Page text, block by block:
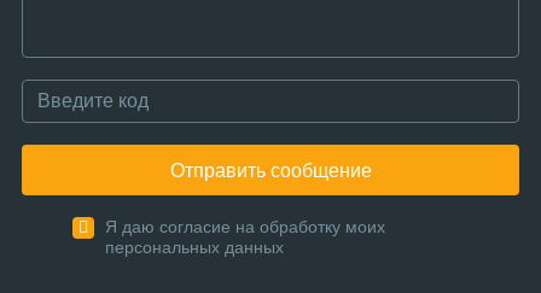
Отправить сообщение
Я даю согласие на обработку моих
персональных данных